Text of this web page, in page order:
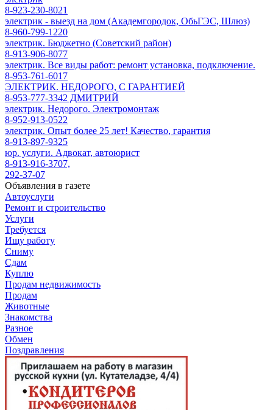
8-923-230-8021
электрик - выезд на дом (Академгородок, ОбьГЭС, Шлюз)
8-960-799-1220
электрик. Бюджетно (Советский район)
8-913-906-8077
электрик. Все виды работ: ремонт установка, подключение.
8-953-761-6017
ЭЛЕКТРИК. НЕДОРОГО, С ГАРАНТИЕЙ
8-953-777-3342 ДМИТРИЙ
электрик. Недорого. Электромонтаж
8-952-913-0522
электрик. Опыт более 25 лет! Качество, гарантия
8-913-897-9325
юр. услуги. Адвокат, автоюрист
8-913-916-3707,
292-37-07
Объявления в газете
Автоуслуги
Ремонт и строительство
Услуги
Требуется
Ищу работу
Сниму
Сдам
Куплю
Продам недвижимость
Продам
Животные
Знакомства
Разное
Обмен
Поздравления